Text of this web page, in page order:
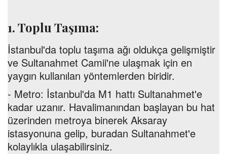
1. Toplu Taşıma:
İstanbul'da toplu taşıma ağı oldukça gelişmiştir
ve Sultanahmet Camii'ne ulaşmak için en
yaygın kullanılan yöntemlerden biridir.
- Metro: İstanbul'da M1 hattı Sultanahmet'e
kadar uzanır. Havalimanından başlayan bu hat
üzerinden metroya binerek Aksaray
istasyonuna gelip, buradan Sultanahmet'e
kolaylıkla ulaşabilirsiniz.